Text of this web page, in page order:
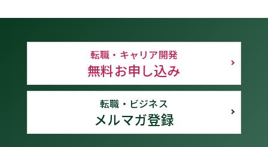
転職・キャリア開発
無料お申し込み
転職・ビジネス
メルマガ登録